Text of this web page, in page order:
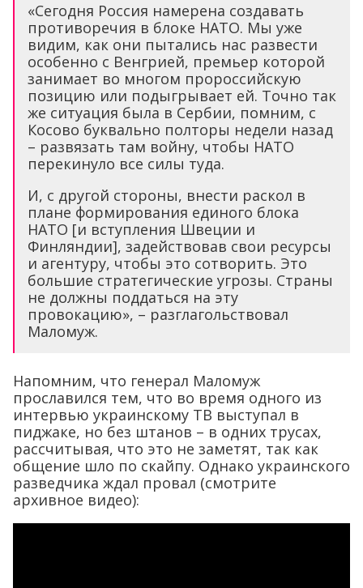
«Сегодня Россия намерена создавать
противоречия в блоке НАТО. Мы уже
видим, как они пытались нас развести
особенно с Венгрией, премьер которой
занимает во многом пророссийскую
позицию или подыгрывает ей. Точно так
же ситуация была в Сербии, помним, с
Косово буквально полторы недели назад
– развязать там войну, чтобы НАТО
перекинуло все силы туда.
И, с другой стороны, внести раскол в
плане формирования единого блока
НАТО [и вступления Швеции и
Финляндии], задействовав свои ресурсы
и агентуру, чтобы это сотворить. Это
большие стратегические угрозы. Страны
не должны поддаться на эту
провокацию», – разглагольствовал
Маломуж.
Напомним, что генерал Маломуж
прославился тем, что во время одного из
интервью украинскому ТВ выступал в
пиджаке, но без штанов – в одних трусах,
рассчитывая, что это не заметят, так как
общение шло по скайпу. Однако украинского
разведчика ждал провал (смотрите
архивное видео):